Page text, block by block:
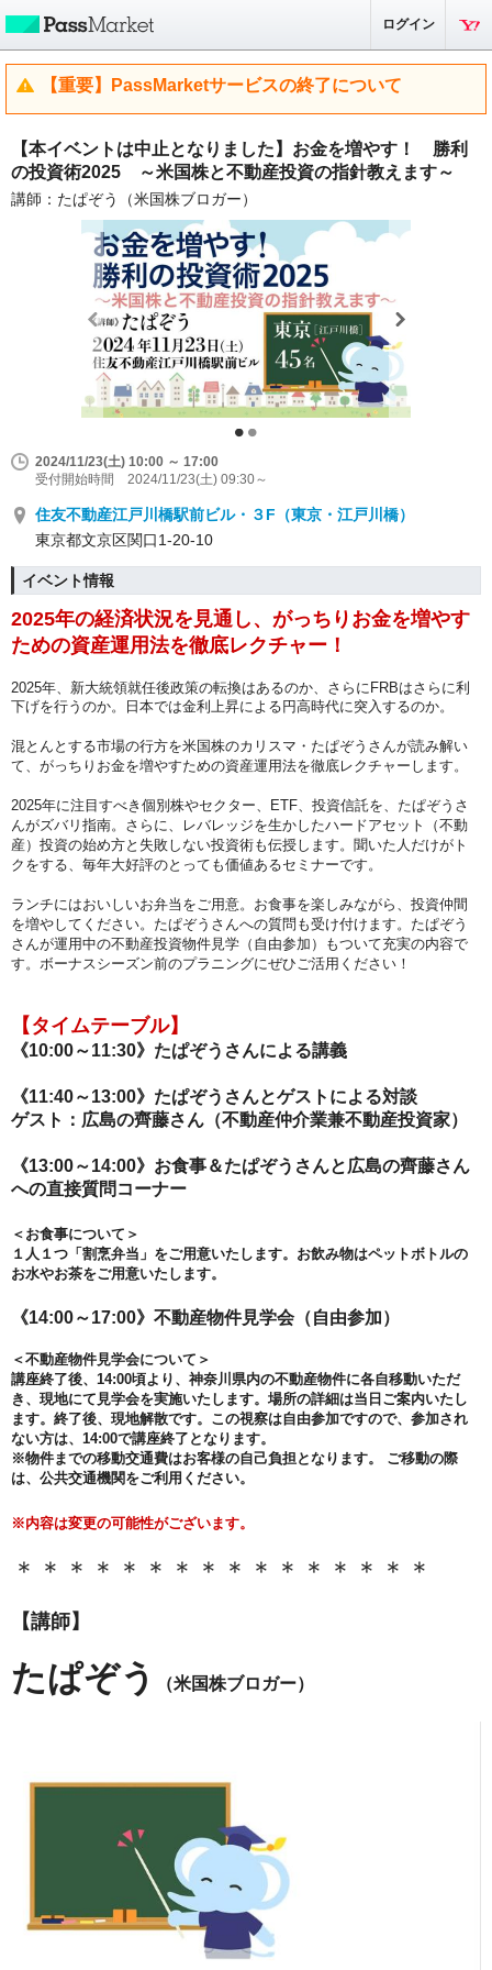
ログイン
【重要】PassMarketサービスの終了について
【本イベントは中止となりました】お金を増やす！ 勝利
の投資術2025 ～米国株と不動産投資の指針教えます～
講師：たぱぞう（米国株ブロガー）
2024/11/23(土) 10:00 ～ 17:00
受付開始時間 2024/11/23(土) 09:30～
住友不動産江戸川橋駅前ビル・３F（東京・江戸川橋）
東京都文京区関口1-20-10
イベント情報
2025年の経済状況を見通し、がっちりお金を増やす
ための資産運用法を徹底レクチャー！
2025年、新大統領就任後政策の転換はあるのか、さらにFRBはさらに利
下げを行うのか。日本では金利上昇による円高時代に突入するのか。
混とんとする市場の行方を米国株のカリスマ・たぱぞうさんが読み解い
て、がっちりお金を増やすための資産運用法を徹底レクチャーします。
2025年に注目すべき個別株やセクター、ETF、投資信託を、たぱぞうさ
んがズバリ指南。さらに、レバレッジを生かしたハードアセット（不動
産）投資の始め方と失敗しない投資術も伝授します。聞いた人だけがト
クをする、毎年大好評のとっても価値あるセミナーです。
ランチにはおいしいお弁当をご用意。お食事を楽しみながら、投資仲間
を増やしてください。たぱぞうさんへの質問も受け付けます。たぱぞう
さんが運用中の不動産投資物件見学（自由参加）もついて充実の内容で
す。ボーナスシーズン前のプラニングにぜひご活用ください！
【タイムテーブル】
《10:00～11:30》 たぱぞうさんによる講義
《11:40～13:00》 たぱぞうさんとゲストによる対談
ゲスト： 広島の齊藤さん（不動産仲介業兼不動産投資家）
《13:00～14:00》 お食事＆たぱぞうさんと広島の齊藤さん
への直接質問コーナー
＜お食事について＞
１人１つ「割烹弁当」をご用意いたします。お飲み物はペットボトルの
お水やお茶をご用意いたします。
《14:00～17:00》 不動産物件見学会（自由参加）
＜不動産物件見学会について＞
講座終了後、14:00頃より、神奈川県内の不動産物件に各自移動いただ
き、現地にて見学会を実施いたします。場所の詳細は当日ご案内いたし
ます。終了後、現地解散です。この視察は自由参加ですので、参加され
ない方は、14:00で講座終了となります。
※物件までの移動交通費はお客様の自己負担となります。 ご移動の際
は、公共交通機関をご利用ください。
※内容は変更の可能性がございます。
＊＊＊＊＊＊＊＊＊＊＊＊＊＊＊＊
【講師】
たぱぞう （米国株ブロガー）